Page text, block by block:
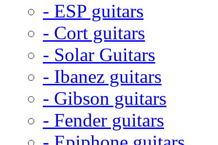
- ESP guitars
- Cort guitars
- Solar Guitars
- Ibanez guitars
- Gibson guitars
- Fender guitars